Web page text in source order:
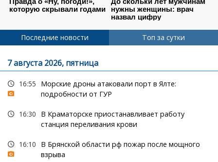
Последние новости Топ за сутки
7 августа 2026, пятница
16:55
Морские дроны атаковали порт в Ялте:
подробности от ГУР
16:30
В Краматорске приостанавливает работу
станция переливания крови
16:10
В Брянской области рф пожар после мощного
взрыва